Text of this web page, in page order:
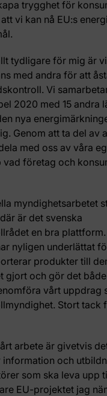
trygghet för
vi kan nå EU:s
tydligare för mig är
med andra för att
Vi
2020 med 15 andra
nya
Genom att ta del av
med oss av våra
vad företag och
myndighetsarbetet
är det svenska
en bra
nyligen underlättat
produkter till
gjort och gör det
vårt uppdrag
Stort tack
arbete är givetvis
och
som ska leva upp
EU-projektet jag